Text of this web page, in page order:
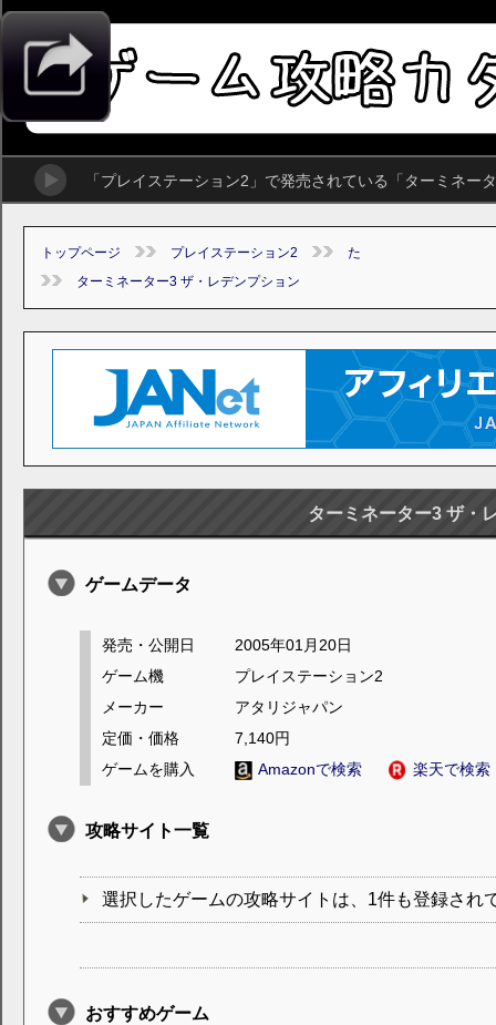
「プレイステーション2」で発売されている「ターミネ
トップページ プレイステーション2
た
ターミネーター3 ザ・レデンプション
ターミネーター3 ザ・
ゲームデータ
発売・公開日
2005年01月20日
ゲーム機
プレイステーション2
メーカー
アタリジャパン
定価・価格
7,140円
ゲームを購入
Amazonで検索 楽天で検索
攻略サイト一覧
選択したゲームの攻略サイトは、1件も登録され
おすすめゲーム